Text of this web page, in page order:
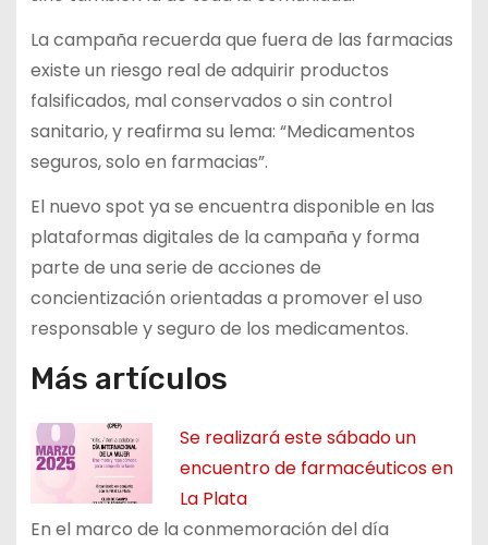
La campaña recuerda que fuera de las farmacias
existe un riesgo real de adquirir productos
falsificados, mal conservados o sin control
sanitario, y reafirma su lema: “Medicamentos
seguros, solo en farmacias”.
El nuevo spot ya se encuentra disponible en las
plataformas digitales de la campaña y forma
parte de una serie de acciones de
concientización orientadas a promover el uso
responsable y seguro de los medicamentos.
Más artículos
Se realizará este sábado un
encuentro de farmacéuticos en
La Plata
En el marco de la conmemoración del día